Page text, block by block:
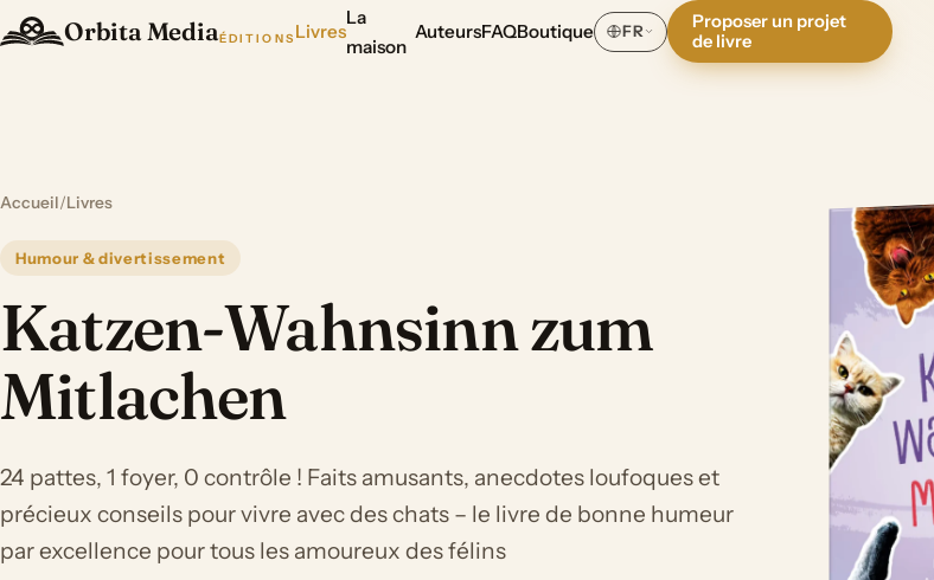
Orbita MediaÉDITIONS Livres
La
maison
AuteursFAQBoutique FR
Proposer un projet
de livre
Accueil/Livres
Humour & divertissement
Katzen-Wahnsinn zum
Mitlachen
24 pattes, 1 foyer, 0 contrôle ! Faits amusants, anecdotes loufoques et
précieux conseils pour vivre avec des chats – le livre de bonne humeur
par excellence pour tous les amoureux des félins